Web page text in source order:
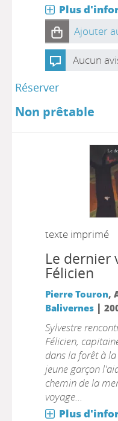
Plus
Ajouter
Aucun
Réserver
Non prêtable
texte imprimé
Le dernier
Félicien
Pierre Touron,
Balivernes|
Sylvestre
Félicien,
dans la forêt à
jeune garçon
chemin de la
voyage...
Plus